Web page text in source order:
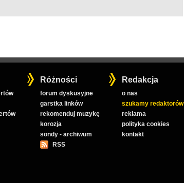
Różności
forum dyskusyjne
garstka linków
rekomenduj muzykę
korozja
sondy - archiwum
RSS
Redakcja
o nas
szukamy redaktorów
reklama
polityka cookies
kontakt